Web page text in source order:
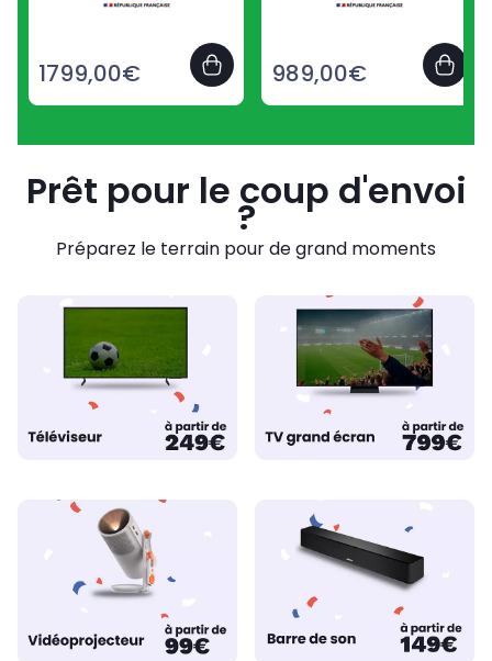
1799,00€ 989,00€
Prêt pour le coup d'envoi
?
Préparez le terrain pour de grand moments